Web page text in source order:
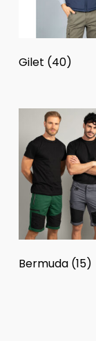
Gilet (40)
Bermuda (15)